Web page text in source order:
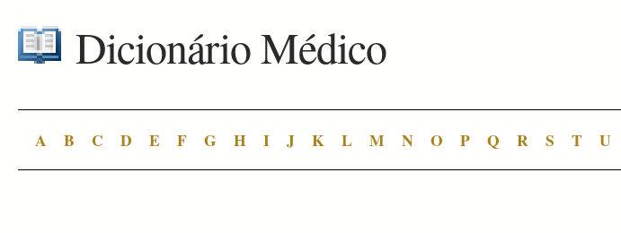
Dicionário Médico
A B C D E F G H I J K L M N O P Q R S T U